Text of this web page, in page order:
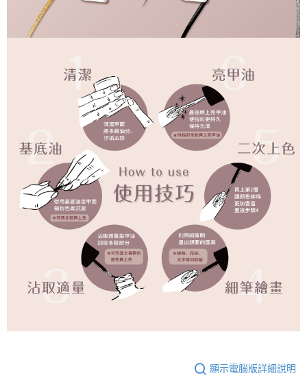
顯示電腦版詳細說明